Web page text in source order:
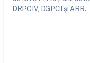
DRPCIV, DGPCI și ARR.